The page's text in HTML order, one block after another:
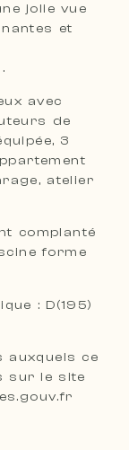
jolie vue
et
avec
de
3
atelier
complanté
forme
: D(195)
auxquels ce
sur le site